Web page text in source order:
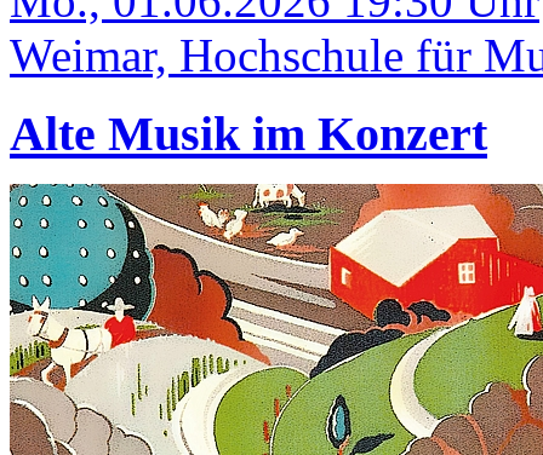
Weimar, Hochschule für
Alte Musik im Konzert